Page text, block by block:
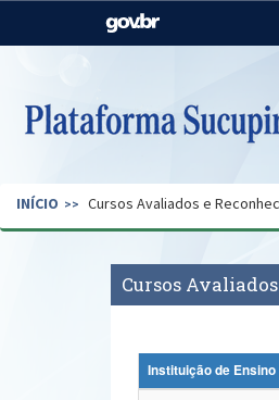
Casa Civil
Pecuária e Abastecimento
Secretaria de Governo
INÍCIO Cursos Avaliados e
Cursos
Instituição de Ensino